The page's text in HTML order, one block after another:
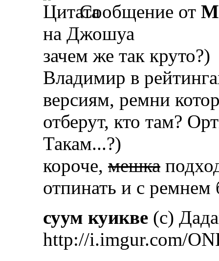
Сообщение от
на Джошуа
зачем же так круто?)
Владимир в
версиям, ремни
отберут, кто там?
Такам...?)
короче, мешка
отпинать и с ремнем
суум куикве (с)
http://i.imgur.com/